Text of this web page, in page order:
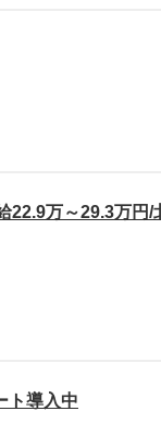
22.9万～29.3万円/
ト導入中